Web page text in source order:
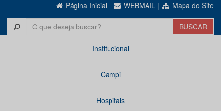
Página Inicial | WEBMAIL | Mapa do Site
Institucional
Campi
Hospitais